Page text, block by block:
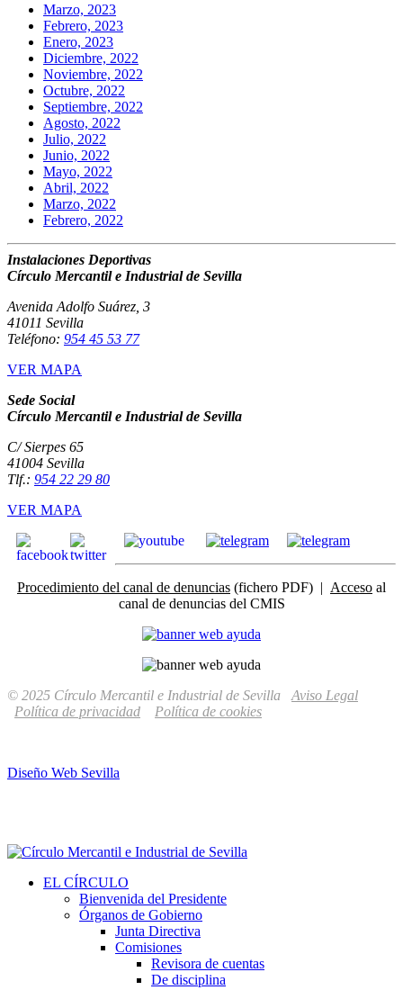
Marzo, 2023
Febrero, 2023
Enero, 2023
Diciembre, 2022
Noviembre, 2022
Octubre, 2022
Septiembre, 2022
Agosto, 2022
Julio, 2022
Junio, 2022
Mayo, 2022
Abril, 2022
Marzo, 2022
Febrero, 2022
Instalaciones Deportivas
Círculo Mercantil e Industrial de Sevilla
Avenida Adolfo Suárez, 3
41011 Sevilla
Teléfono: 954 45 53 77
VER MAPA
Sede Social
Círculo Mercantil e Industrial de Sevilla
C/ Sierpes 65
41004 Sevilla
Tlf.: 954 22 29 80
VER MAPA
Procedimiento del canal de denuncias (fichero PDF) | Acceso al
canal de denuncias del CMIS
© 2025 Círculo Mercantil e Industrial de Sevilla Aviso Legal
Política de privacidad
Política de cookies
Diseño Web Sevilla
EL CÍRCULO
Bienvenida del Presidente
Órganos de Gobierno
Junta Directiva
Comisiones
Revisora de cuentas
De disciplina